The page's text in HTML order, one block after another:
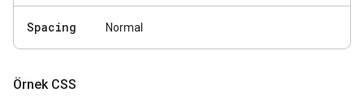
Spacing Normal
Örnek CSS